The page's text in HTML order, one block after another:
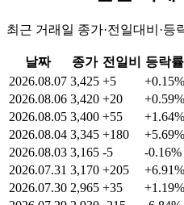
최근 거래일 종가·전일대비·등
날짜 종가 전일비 등락률
2026.08.07 3,425 +5 +0.15%
2026.08.06 3,420 +20 +0.59%
2026.08.05 3,400 +55 +1.64%
2026.08.04 3,345 +180 +5.69%
2026.08.03 3,165 -5 -0.16%
2026.07.31 3,170 +205 +6.91%
2026.07.30 2,965 +35 +1.19%